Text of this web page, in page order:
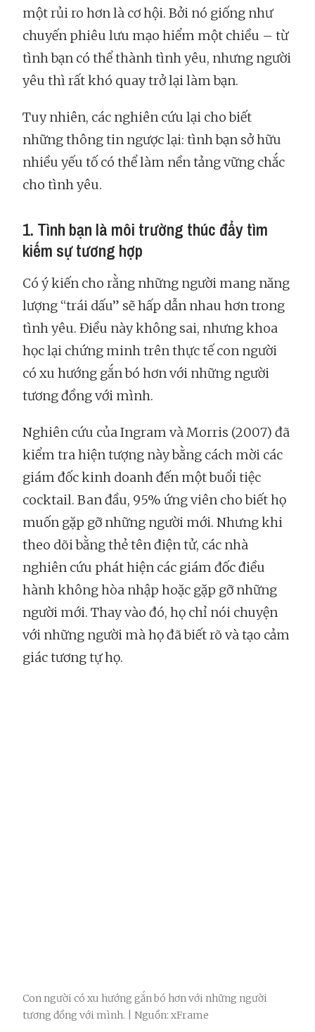
một rủi ro hơn là cơ hội. Bởi nó giống như
chuyến phiêu lưu mạo hiểm một chiều – từ
tình bạn có thể thành tình yêu, nhưng người
yêu thì rất khó quay trở lại làm bạn.
Tuy nhiên, các nghiên cứu lại cho biết
những thông tin ngược lại: tình bạn sở hữu
nhiều yếu tố có thể làm nền tảng vững chắc
cho tình yêu.
1. Tình bạn là môi trường thúc đẩy tìm
kiếm sự tương hợp
Có ý kiến cho rằng những người mang năng
lượng “trái dấu” sẽ hấp dẫn nhau hơn trong
tình yêu. Điều này không sai, nhưng khoa
học lại chứng minh trên thực tế con người
có xu hướng gắn bó hơn với những người
tương đồng với mình.
Nghiên cứu của Ingram và Morris (2007) đã
kiểm tra hiện tượng này bằng cách mời các
giám đốc kinh doanh đến một buổi tiệc
cocktail. Ban đầu, 95% ứng viên cho biết họ
muốn gặp gỡ những người mới. Nhưng khi
theo dõi bằng thẻ tên điện tử, các nhà
nghiên cứu phát hiện các giám đốc điều
hành không hòa nhập hoặc gặp gỡ những
người mới. Thay vào đó, họ chỉ nói chuyện
với những người mà họ đã biết rõ và tạo cảm
giác tương tự họ.
Con người có xu hướng gắn bó hơn với những người
tương đồng với mình. | Nguồn: xFrame